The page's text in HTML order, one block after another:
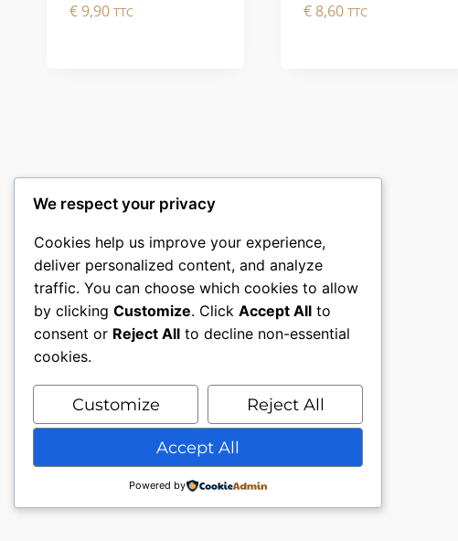
€9,90 TTC €8,60 TTC
We respect your privacy
Cookies help us improve your experience,
deliver personalized content, and analyze
traffic. You can choose which cookies to allow
by clicking Customize. Click Accept All to
consent or Reject All to decline non-essential
cookies.
Customize Reject All
Accept All
Powered by